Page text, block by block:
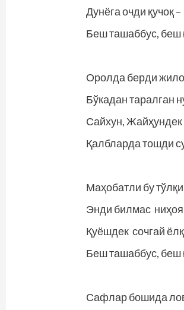
Дунёга очди қучоқ –
Беш ташаббус, беш
Оролда берди жило
Бўкадан таралган
Сайхун, Жайҳундек
Қалбларда тошди
Маҳобатли бу
Энди билмас
Қуёшдек сочгай
Беш ташаббус, беш
Сафлар бошида